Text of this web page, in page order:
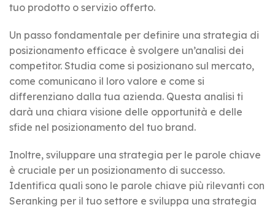
tuo prodotto o servizio offerto.
Un passo fondamentale per definire una strategia di
posizionamento efficace è svolgere un’analisi dei
competitor. Studia come si posizionano sul mercato,
come comunicano il loro valore e come si
differenziano dalla tua azienda. Questa analisi ti
darà una chiara visione delle opportunità e delle
sfide nel posizionamento del tuo brand.
Inoltre, sviluppare una strategia per le parole chiave
è cruciale per un posizionamento di successo.
Identifica quali sono le parole chiave più rilevanti con
Seranking per il tuo settore e sviluppa una strategia